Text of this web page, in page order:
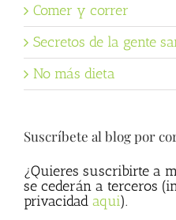
Comer y correr
Secretos de la gente
No más dieta
Suscríbete al blog por
¿Quieres suscribirte a
se cederán a terceros
privacidad aqui).